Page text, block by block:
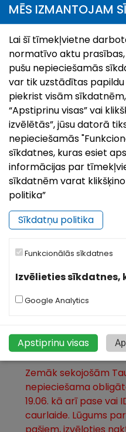
6. Z/s
“Purvmaļi”, Šuškova,
novads
Ciemošanās un
laukos. Iespējama arī
Norises laiks18:00 –
Dalības maksa3
Kontaktpersona
Iepriekšēja
Zemāk sekojošām
nepieciešama
19.06. kā arī pase vai
caurlaide. Lūgums
MĒS IZMANTOJAM
Lai šī tīmekļvietne
normatīvo aktu
pušu nepieciešamās
var tik uzstādītas
piekrist visām
“Apstiprinu visas” vai
izvēlētās”, jūsu datorā
nepieciešamās
sīkdatnes, kuras esiet
informācijas par
sīkdatnēm varat
politika”
Sīkdatņu politika
Funkcionālās sīkdatnes
Izvēlieties sīkdatnes,
Google Analytics
Apstiprinu visas